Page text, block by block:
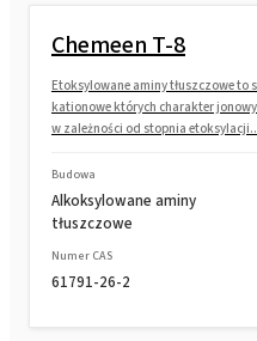
Chemeen T-8
Etoksylowane aminy tłuszczowe to
kationowe których charakter
w zależności od stopnia
Budowa
Alkoksylowane aminy
tłuszczowe
Numer CAS
61791-26-2